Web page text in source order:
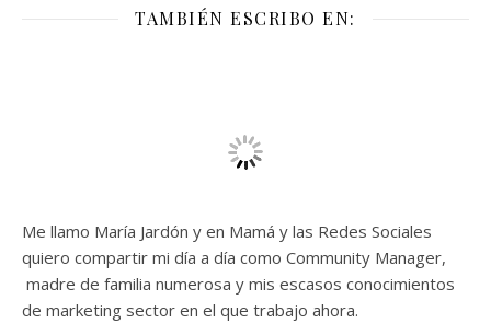
TAMBIÉN ESCRIBO EN:
Me llamo María Jardón y en Mamá y las Redes Sociales
quiero compartir mi día a día como Community Manager,
madre de familia numerosa y mis escasos conocimientos
de marketing sector en el que trabajo ahora.